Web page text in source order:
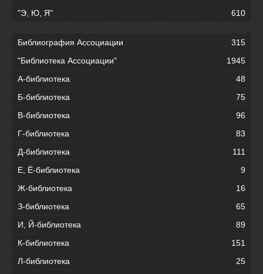
"Э, Ю, Я"
610
Библиография Ассоциации
315
"Библиотека Ассоциации"
1945
А-библиотека
48
Б-библиотека
75
В-библиотека
96
Г-библиотека
83
Д-библиотека
111
Е, Ё-библиотека
9
Ж-библиотека
16
З-библиотека
65
И, Й-библиотека
89
К-библиотека
151
Л-библиотека
25